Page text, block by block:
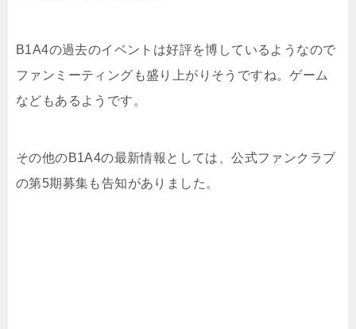
B1A4の過去のイベントは好評を博しているようなので
ファンミーティングも盛り上がりそうですね。ゲーム
などもあるようです。
その他のB1A4の最新情報としては、公式ファンクラブ
の第5期募集も告知がありました。